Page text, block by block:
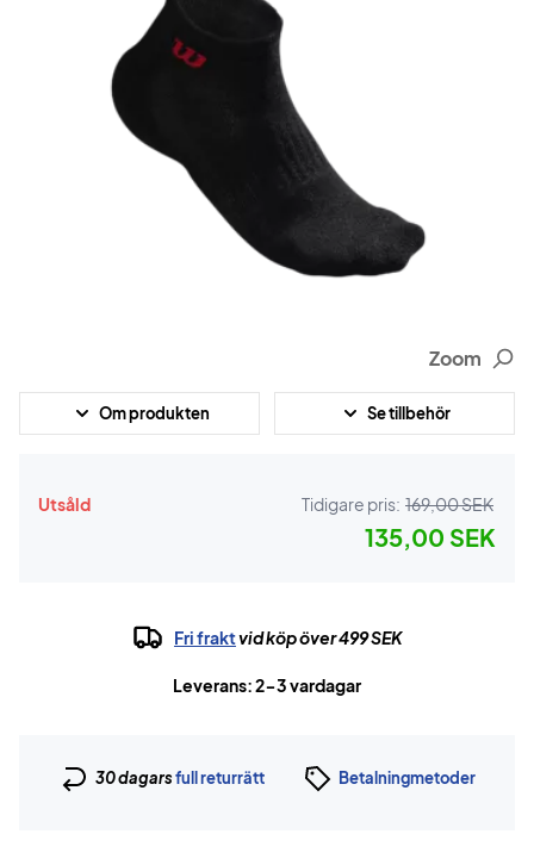
Zoom
Om produkten Se tillbehör
Utsåld Tidigare pris: 169,00 SEK
135,00 SEK
Fri fraktvid köp över 499 SEK
Leverans: 2-3 vardagar
30 dagarsfull returrätt Betalningmetoder